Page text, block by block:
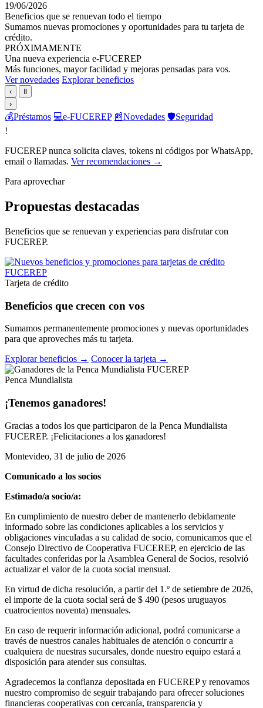
19/06/2026
Beneficios que se renuevan todo el tiempo
Sumamos nuevas promociones y oportunidades para tu tarjeta de
crédito.
PRÓXIMAMENTE
Una nueva experiencia e-FUCEREP
Más funciones, mayor facilidad y mejoras pensadas para vos.
Ver novedades Explorar beneficios
‹
Ⅱ
›
💰Préstamos 💻e-FUCEREP 📰Novedades 🛡️Seguridad
!
FUCEREP nunca solicita claves, tokens ni códigos por WhatsApp,
email o llamadas. Ver recomendaciones →
Para aprovechar
Propuestas destacadas
Beneficios que se renuevan y experiencias para disfrutar con
FUCEREP.
Tarjeta de crédito
Beneficios que crecen con vos
Sumamos permanentemente promociones y nuevas oportunidades
para que aproveches más tu tarjeta.
Explorar beneficios → Conocer la tarjeta →
Penca Mundialista
¡Tenemos ganadores!
Gracias a todos los que participaron de la Penca Mundialista
FUCEREP. ¡Felicitaciones a los ganadores!
Montevideo, 31 de julio de 2026
Comunicado a los socios
Estimado/a socio/a:
En cumplimiento de nuestro deber de mantenerlo debidamente
informado sobre las condiciones aplicables a los servicios y
obligaciones vinculadas a su calidad de socio, comunicamos que el
Consejo Directivo de Cooperativa FUCEREP, en ejercicio de las
facultades conferidas por la Asamblea General de Socios, resolvió
actualizar el valor de la cuota social mensual.
En virtud de dicha resolución, a partir del 1.º de setiembre de 2026,
el importe de la cuota social será de $ 490 (pesos uruguayos
cuatrocientos noventa) mensuales.
En caso de requerir información adicional, podrá comunicarse a
través de nuestros canales habituales de atención o concurrir a
cualquiera de nuestras sucursales, donde nuestro equipo estará a
disposición para atender sus consultas.
Agradecemos la confianza depositada en FUCEREP y renovamos
nuestro compromiso de seguir trabajando para ofrecer soluciones
financieras cooperativas con cercanía, transparencia y